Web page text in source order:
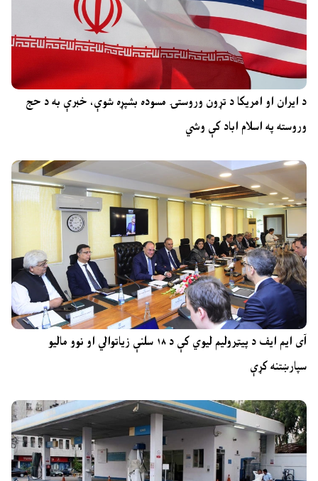
د ایران او امریکا د تړون وروستۍ مسوده بشپړه شوې، خبرې به د حج
وروسته په اسلام اباد کې وشي
آی ایم ایف د پیټرولیم لیوي کې د ۱۸ سلنې زیاتوالي او نوو مالیو
سپارښتنه کړې